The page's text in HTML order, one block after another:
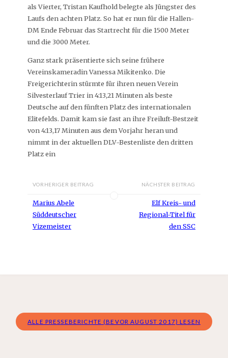
als Vierter, Tristan Kaufhold belegte als Jüngster des
Laufs den achten Platz. So hat er nun für die Hallen-
DM Ende Februar das Startrecht für die 1500 Meter
und die 3000 Meter.
Ganz stark präsentierte sich seine frühere
Vereinskameradin Vanessa Mikitenko. Die
Freigerichterin stürmte für ihren neuen Verein
Silvesterlauf Trier in 4:13,21 Minuten als beste
Deutsche auf den fünften Platz des internationalen
Elitefelds. Damit kam sie fast an ihre Freiluft-Bestzeit
von 4:13,17 Minuten aus dem Vorjahr heran und
nimmt in der aktuellen DLV-Bestenliste den dritten
Platz ein
VORHERIGER BEITRAG
Marius Abele
Süddeutscher
Vizemeister
NÄCHSTER BEITRAG
Elf Kreis- und
Regional-Titel für
den SSC
ALLE PRESSEBERICHTE (BEVOR AUGUST 2017) LESEN